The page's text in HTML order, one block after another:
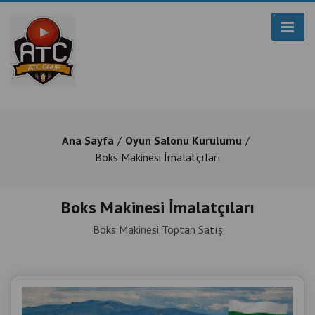
Ana Sayfa
Oyun Salonu Kurulumu
Boks Makinesi İmalatçıları
Boks Makinesi İmalatçıları
Boks Makinesi Toptan Satış